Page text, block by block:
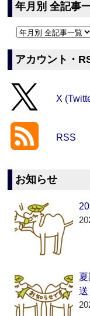
年月別 全記事
アカウント・
X
RSS
お知らせ